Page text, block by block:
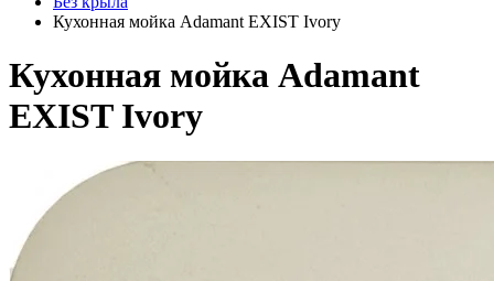
Кухонная мойка Adamant EXIST Ivory
Кухонная мойка Adamant
EXIST Ivory